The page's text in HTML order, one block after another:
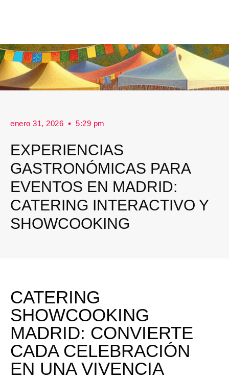
enero 31, 2026 5:29 pm
EXPERIENCIAS
GASTRONÓMICAS PARA
EVENTOS EN MADRID:
CATERING INTERACTIVO Y
SHOWCOOKING
CATERING
SHOWCOOKING
MADRID: CONVIERTE
CADA CELEBRACIÓN
EN UNA VIVENCIA